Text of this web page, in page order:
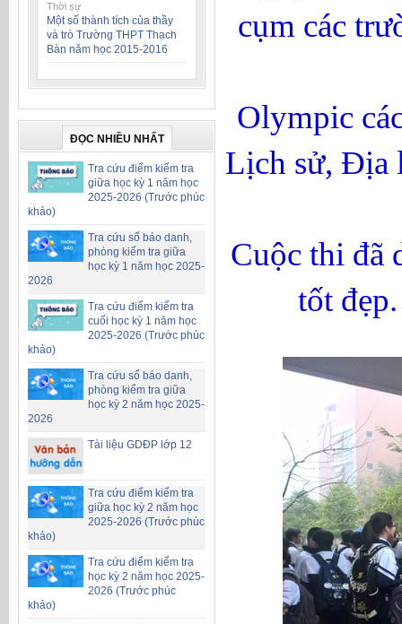
Thời sự
Một số thành tích của thầy
và trò Trường THPT Thạch
Bàn năm học 2015-2016
ĐỌC NHIỀU NHẤT
Tra cứu điểm kiểm tra
giữa học kỳ 1 năm học
2025-2026 (Trước phúc
khảo)
Tra cứu số báo danh,
phòng kiểm tra giữa
học kỳ 1 năm học 2025-
2026
Tra cứu điểm kiểm tra
cuối học kỳ 1 năm học
2025-2026 (Trước phúc
khảo)
Tra cứu số báo danh,
phòng kiểm tra giữa
học kỳ 2 năm học 2025-
2026
Tài liệu GDĐP lớp 12
Tra cứu điểm kiểm tra
giữa học kỳ 2 năm học
2025-2026 (Trước phúc
khảo)
Tra cứu điểm kiểm tra
học kỳ 2 năm học 2025-
2026 (Trước phúc
khảo)
cụm các
Olympic
Lịch sử, Địa
Cuộc thi đã
tốt